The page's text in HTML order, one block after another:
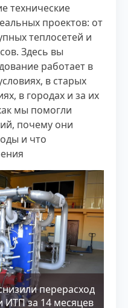
технические
проектов: от
теплосетей и
Здесь вы
работает в
в старых
в городах и за их
мы помогли
почему они
и что
перерасход
ИТП за 14 месяцев